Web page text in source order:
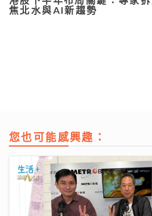
焦北水與AI新趨勢
您也可能感興趣：